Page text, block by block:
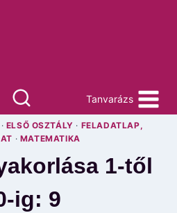
Tanvarázs
· ELSŐ OSZTÁLY · FELADATLAP,
· MATEMATIKA
1-től
ig: 9